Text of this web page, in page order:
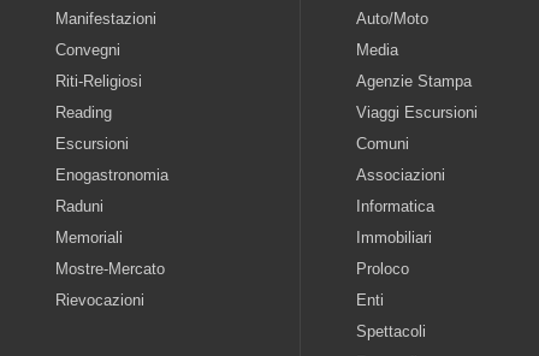
Manifestazioni
Convegni
Riti-Religiosi
Reading
Escursioni
Enogastronomia
Raduni
Memoriali
Mostre-Mercato
Rievocazioni
Auto/Moto
Media
Agenzie Stampa
Viaggi Escursioni
Comuni
Associazioni
Informatica
Immobiliari
Proloco
Enti
Spettacoli